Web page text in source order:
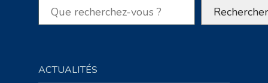
Rechercher Rechercher
ACTUALITÉS